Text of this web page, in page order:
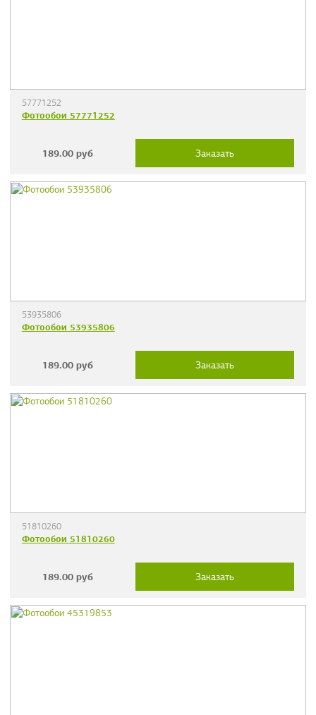
57771252
Фотообои 57771252
189.00 руб Заказать
53935806
Фотообои 53935806
189.00 руб Заказать
51810260
Фотообои 51810260
189.00 руб Заказать